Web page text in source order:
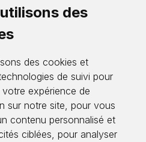
des
des cookies et
de suivi pour
votre expérience de
sur notre site, pour vous
contenu personnalisé et
ciblées, pour analyser